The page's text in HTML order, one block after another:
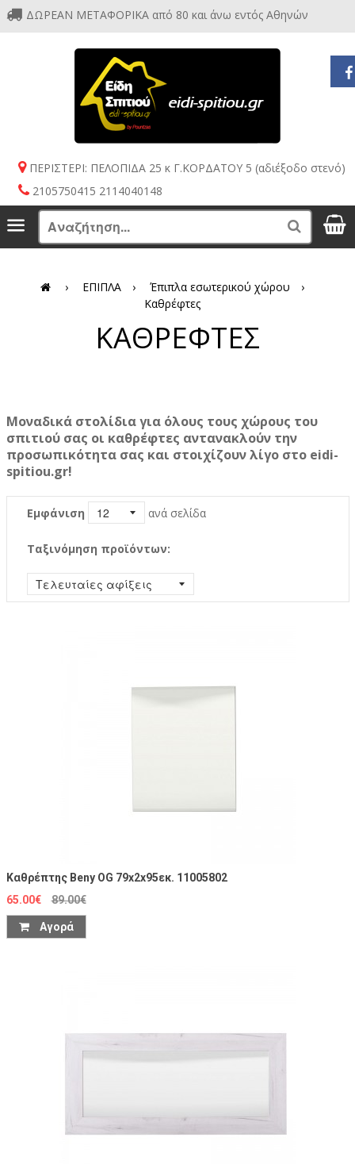
ΔΩΡΕΑΝ ΜΕΤΑΦΟΡΙΚΑ από 80 και άνω εντός Αθηνών
ΠΕΡΙΣΤΕΡΙ: ΠΕΛΟΠΙΔΑ 25 κ Γ.ΚΟΡΔΑΤΟΥ 5 (αδιέξοδο στενό)
2105750415 2114040148
Menu Search
› ΕΠΙΠΛΑ › Έπιπλα εσωτερικού χώρου
›
Καθρέφτες
ΚΑΘΡΕΦΤΕΣ
Μοναδικά στολίδια για όλους τους χώρους του
σπιτιού σας οι καθρέφτες αντανακλούν την
προσωπικότητα σας και στοιχίζουν λίγο στο eidi-
spitiou.gr!
Εμφάνιση ανά σελίδα
Ταξινόμηση προϊόντων:
Καθρέπτης Beny OG 79x2x95εκ. 11005802
65.00€
89.00€
Αγορά